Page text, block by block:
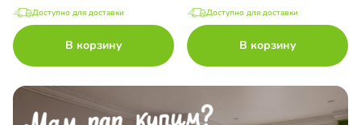
Доступно для доставки
В корзину
Доступно для доставки
В корзину